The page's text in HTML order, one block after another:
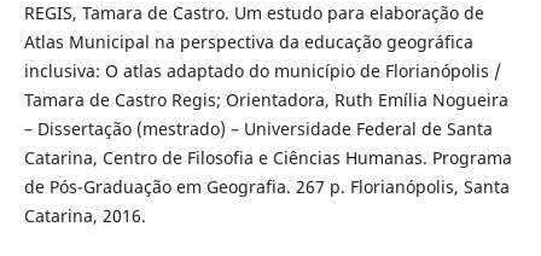
REGIS, Tamara de Castro. Um estudo para elaboração de
Atlas Municipal na perspectiva da educação geográfica
inclusiva: O atlas adaptado do município de Florianópolis /
Tamara de Castro Regis; Orientadora, Ruth Emília Nogueira
– Dissertação (mestrado) – Universidade Federal de Santa
Catarina, Centro de Filosofia e Ciências Humanas. Programa
de Pós-Graduação em Geografia. 267 p. Florianópolis, Santa
Catarina, 2016.